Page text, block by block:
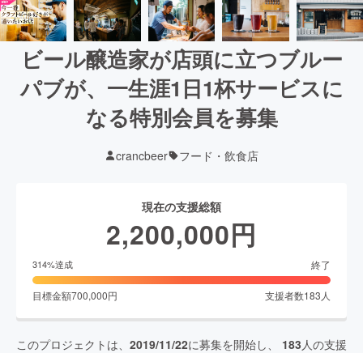
ビール醸造家が店頭に立つブルー
パブが、一生涯1日1杯サービスに
なる特別会員を募集
crancbeer フード・飲食店
現在の支援総額
2,200,000円
314%達成 終了
目標金額700,000円 支援者数183 人
このプロジェクトは、 2019/11/22に募集を開始し、 183 人の支援